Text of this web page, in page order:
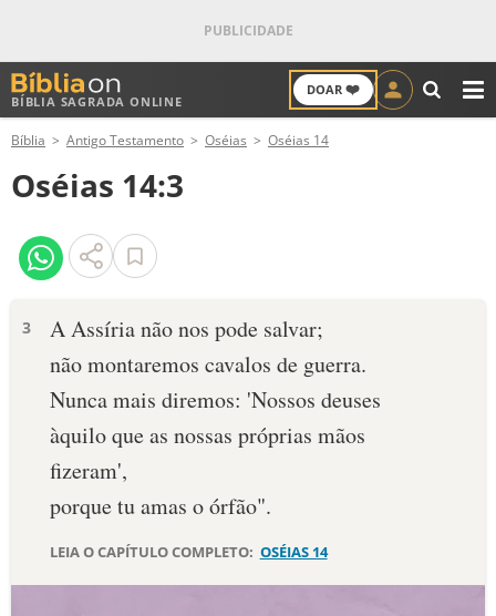
BÍBLIA SAGRADA ONLINE
DOAR ❤️
ANTIGO TESTAMENTO
NOVO TESTAMENTO
VERSÍCULOS
PALAVRA DO DIA
SALMO DO DIA
DEVOCIONAL DIÁRIO
Bíblia Antigo Testamento Oséias Oséias 14
Oséias 14:3
3
A Assíria não nos pode salvar;
não montaremos cavalos de guerra.
Nunca mais diremos: 'Nossos deuses
àquilo que as nossas próprias mãos
fizeram',
porque tu amas o órfão".
LEIA O CAPÍTULO COMPLETO: OSÉIAS 14